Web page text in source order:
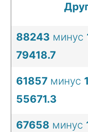
88243 минус
79418.7
61857 минус
55671.3
67658 минус